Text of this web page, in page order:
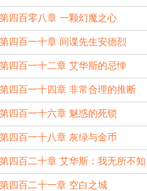
第四百零八章 一颗幻魔之心
第四百一十章 间谍先生安德烈
第四百一十二章 艾华斯的忌惮
第四百一十四章 非常合理的推断
第四百一十六章 魅惑的死锁
第四百一十八章 灰绿与金币
第四百二十章 艾华斯：我无所不知
第四百二十一章 空白之城